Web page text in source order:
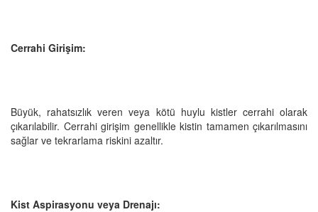
Cerrahi Girişim:
Büyük, rahatsızlık veren veya kötü huylu kistler cerrahi olarak
çıkarılabilir. Cerrahi girişim genellikle kistin tamamen çıkarılmasını
sağlar ve tekrarlama riskini azaltır.
Kist Aspirasyonu veya Drenajı: